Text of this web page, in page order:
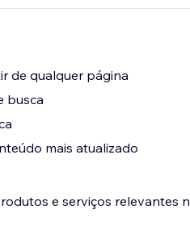
de qualquer página
busca
mais atualizado
e serviços relevantes